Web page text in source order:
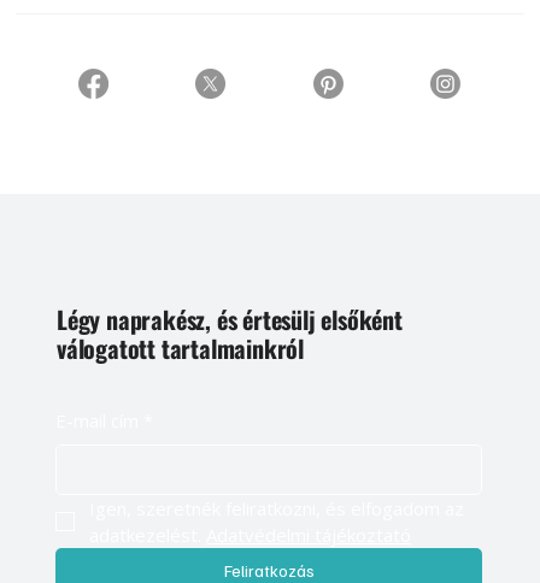
Légy naprakész, és értesülj elsőként
válogatott tartalmainkról
Feliratkozás